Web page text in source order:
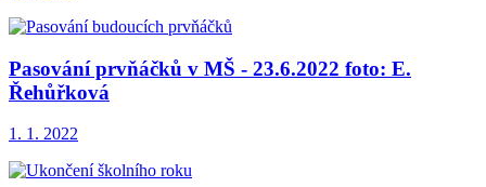
Pasování prvňáčků v MŠ - 23.6.2022 foto: E.
Řehůřková
1. 1. 2022